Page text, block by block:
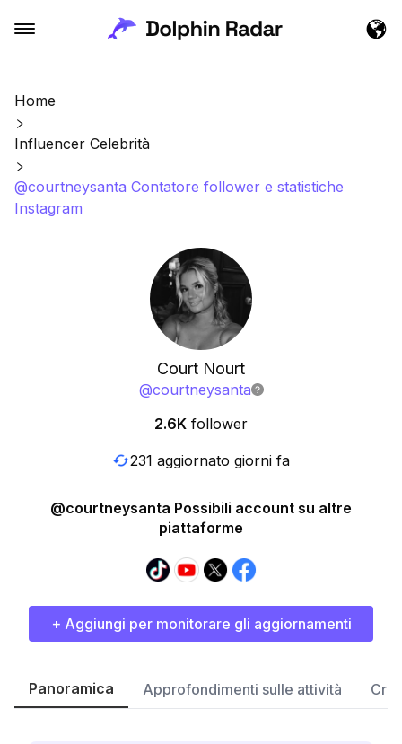
Home
Influencer Celebrità
@courtneysanta Contatore follower e statistiche
Instagram
Court Nourt
@courtneysanta
2.6K follower
231 aggiornato giorni fa
@courtneysanta Possibili account su altre
piattaforme
+ Aggiungi per monitorare gli aggiornamenti
Panoramica Approfondimenti sulle attività